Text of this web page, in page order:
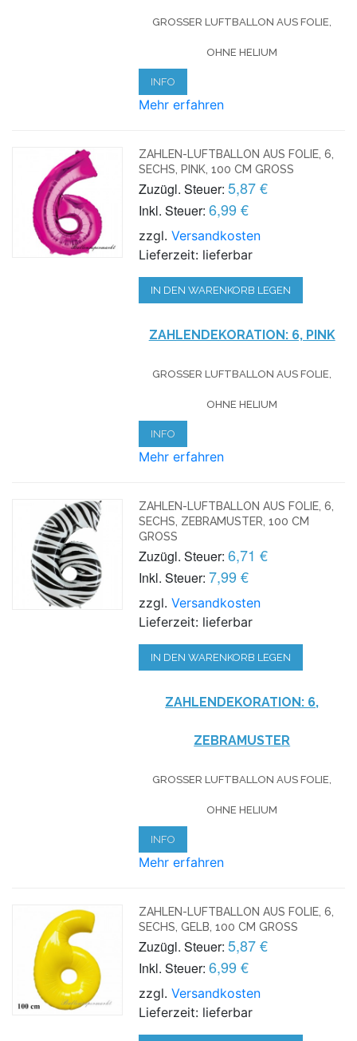
GROSSER LUFTBALLON AUS FOLIE, O
HNE HELIUM
INFO
Mehr erfahren
ZAHLEN-LUFTBALLON AUS FOLIE, 6,
SECHS, PINK, 100 CM GROSS
Zuzügl. Steuer: 5,87 €
Inkl. Steuer: 6,99 €
zzgl.Versandkosten
Lieferzeit: lieferbar
IN DEN WARENKORB LEGEN
ZAHLENDEKORATION: 6, PINK
GROSSER LUFTBALLON AUS FOLIE, O
HNE HELIUM
INFO
Mehr erfahren
ZAHLEN-LUFTBALLON AUS FOLIE, 6,
SECHS, ZEBRAMUSTER, 100 CM
GROSS
Zuzügl. Steuer: 6,71 €
Inkl. Steuer: 7,99 €
zzgl.Versandkosten
Lieferzeit: lieferbar
IN DEN WARENKORB LEGEN
ZAHLENDEKORATION: 6,
ZEBRAMUSTER
GROSSER LUFTBALLON AUS FOLIE, O
HNE HELIUM
INFO
Mehr erfahren
ZAHLEN-LUFTBALLON AUS FOLIE, 6,
SECHS, GELB, 100 CM GROSS
Zuzügl. Steuer: 5,87 €
Inkl. Steuer: 6,99 €
zzgl.Versandkosten
Lieferzeit: lieferbar